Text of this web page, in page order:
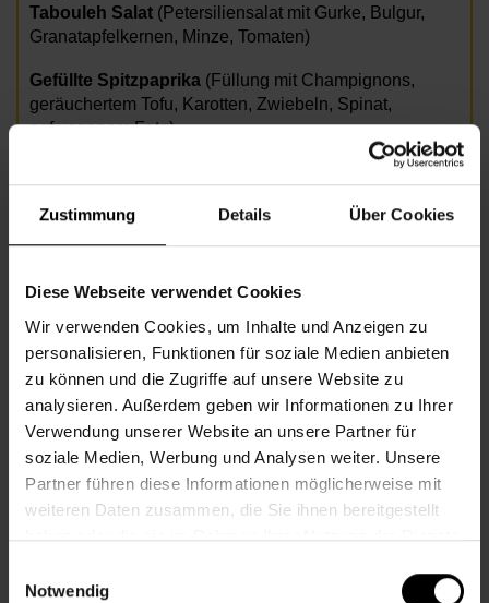
Zustimmung Details Über Cookies
Diese Webseite verwendet Cookies
Wir verwenden Cookies, um Inhalte und Anzeigen zu
personalisieren, Funktionen für soziale Medien anbieten
zu können und die Zugriffe auf unsere Website zu
analysieren. Außerdem geben wir Informationen zu Ihrer
Verwendung unserer Website an unsere Partner für
soziale Medien, Werbung und Analysen weiter. Unsere
Partner führen diese Informationen möglicherweise mit
weiteren Daten zusammen, die Sie ihnen bereitgestellt
haben oder die sie im Rahmen Ihrer Nutzung der Dienste
Notwendig
Tabouleh Salat (Petersiliensalat mit Gurke, Bulgur,
Granatapfelkernen, Minze, Tomaten)
Gefüllte Spitzpaprika (Füllung mit Champignons,
geräuchertem Tofu, Karotten, Zwiebeln, Spinat,
ggf.veganem Feta)
Anmeldung bis Montag davor um 12 Uhr erforderlich
Fotocredit: Fotolia_23303401_L_C teressa.jpg
Informationen zur Veranstaltung
Beginn Dienstag, 04.08.2026,10.00 -
12.30
Unkostenbeitrag € 5,00
Veranstalter Nachbarschaftszentrum 17